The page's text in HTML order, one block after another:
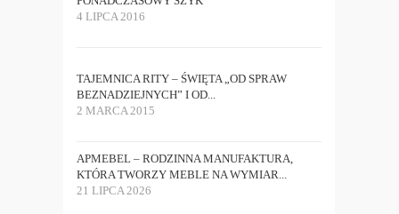
4 LIPCA 2016
TAJEMNICA RITY – ŚWIĘTA „OD SPRAW
BEZNADZIEJNYCH” I OD...
2 MARCA 2015
APMEBEL – RODZINNA MANUFAKTURA,
KTÓRA TWORZY MEBLE NA WYMIAR...
21 LIPCA 2026